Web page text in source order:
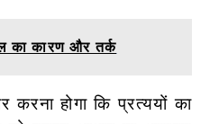
का कारण और तर्क
करना होगा कि प्रत्ययों का